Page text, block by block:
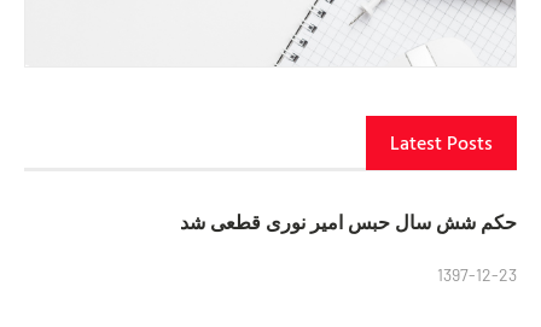
Latest Posts
حکم شش سال حبس امیر نوری قطعی شد
1397-12-23